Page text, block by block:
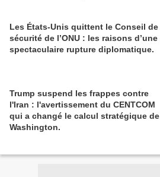
Les États-Unis quittent le Conseil de
sécurité de l’ONU : les raisons d’une
spectaculaire rupture diplomatique.
Trump suspend les frappes contre
l'Iran : l'avertissement du CENTCOM
qui a changé le calcul stratégique de
Washington.